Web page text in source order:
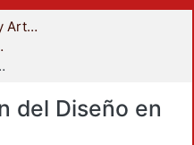
División de Ciencias y Artes para el Diseño
el Tiempo
en el Tiempo
del Diseño en